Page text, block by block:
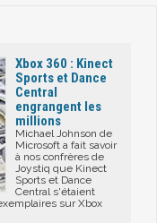
Xbox 360 : Kinect
Sports et Dance
Central
engrangent les
millions
Michael Johnson de
Microsoft a fait savoir
à nos confrères de
Joystiq que Kinect
Sports et Dance
Central s'étaient
sur Xbox